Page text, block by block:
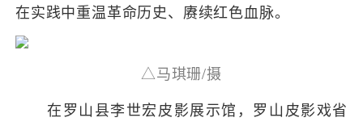
在实践中重温革命历史、赓续红色血脉。
△马琪珊/摄
在罗山县李世宏皮影展示馆，罗山皮影戏省